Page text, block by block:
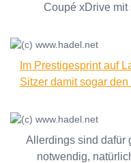
Coupé xDrive mit
Im Prestigesprint auf
Sitzer damit sogar
Allerdings sind dafür
notwendig,